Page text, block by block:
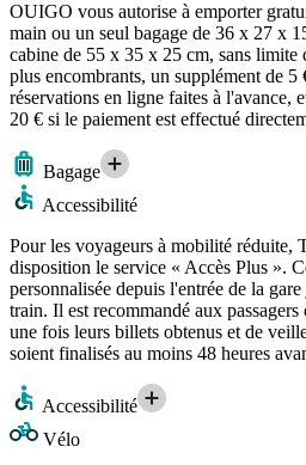
OUIGO vous autorise à emporter
main ou un seul bagage de 36 x 27 x
cabine de 55 x 35 x 25 cm, sans limite
plus encombrants, un supplément de 5
réservations en ligne faites à l'avance,
20 € si le paiement est effectué
Bagage
Accessibilité
Pour les voyageurs à mobilité
disposition le service « Accès Plus ».
personnalisée depuis l'entrée de la
train. Il est recommandé aux
une fois leurs billets obtenus et de
soient finalisés au moins 48 heures
Accessibilité
Vélo